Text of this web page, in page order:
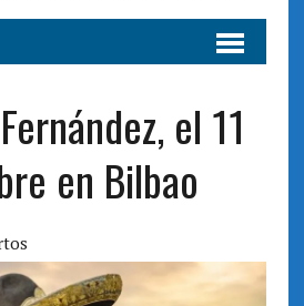
el 11
en Bilbao